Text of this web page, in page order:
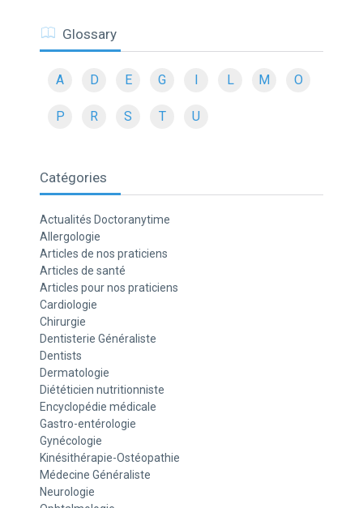
Glossary
A D E G L M O
P R S T U
Catégories
Actualités Doctoranytime
Allergologie
Articles de nos praticiens
Articles de santé
Articles pour nos praticiens
Cardiologie
Chirurgie
Dentisterie Généraliste
Dentists
Dermatologie
Diététicien nutritionniste
Encyclopédie médicale
Gastro-entérologie
Gynécologie
Kinésithérapie-Ostéopathie
Médecine Généraliste
Neurologie